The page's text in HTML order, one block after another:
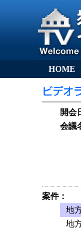
HOME
開会
会議
案件：
地
地